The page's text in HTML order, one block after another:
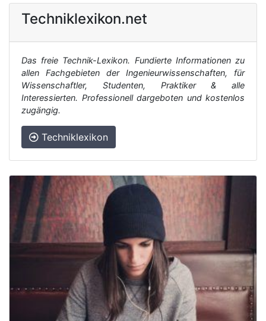
Techniklexikon.net
Das freie Technik-Lexikon. Fundierte Informationen zu
allen Fachgebieten der Ingenieurwissenschaften, für
Wissenschaftler, Studenten, Praktiker & alle
Interessierten. Professionell dargeboten und kostenlos
zugängig.
Techniklexikon